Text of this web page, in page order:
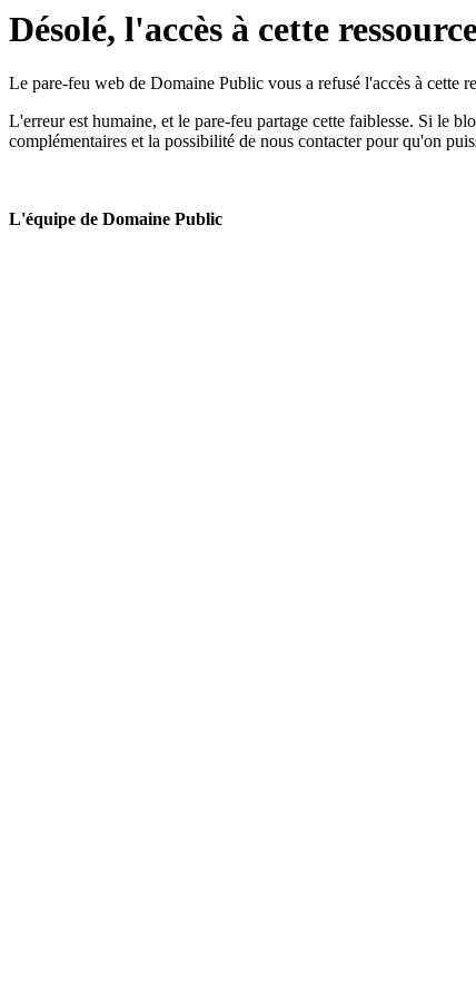
Désolé, l'accès à cette
Le pare-feu web de Domaine Public vous a refusé l'accès à cette
L'erreur est humaine, et le pare-feu partage cette faiblesse. Si le
complémentaires et la possibilité de nous contacter pour qu'on
L'équipe de Domaine Public